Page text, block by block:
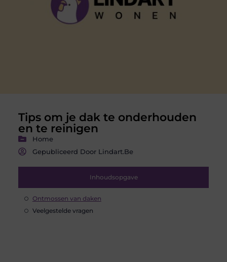
Tips om je dak te onderhouden
en te reinigen
Home
Gepubliceerd Door Lindart.be
Inhoudsopgave
Ontmossen van daken
Veelgestelde vragen